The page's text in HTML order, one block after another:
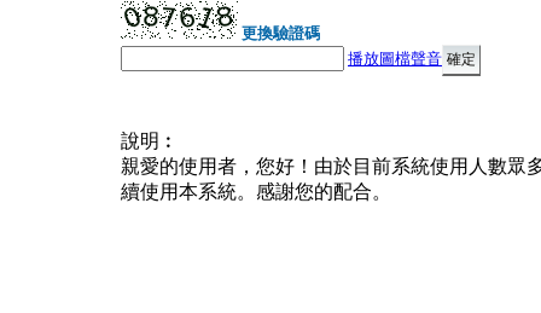
更換驗證碼
播放圖檔聲音
說明︰
親愛的使用者，您好！由於目前系統使用人數眾
續使用本系統。感謝您的配合。